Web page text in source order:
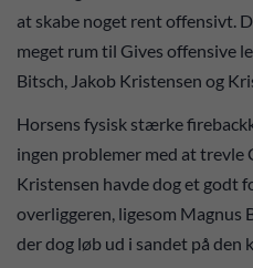
at skabe noget rent offensivt.
meget rum til Gives offensive
Bitsch, Jakob Kristensen og
Horsens fysisk stærke
ingen problemer med at trevle
Kristensen havde dog et godt
overliggeren, ligesom Magnus
der dog løb ud i sandet på den